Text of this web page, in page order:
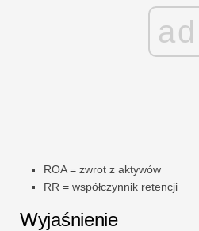
ad
ROA = zwrot z aktywów
RR = współczynnik retencji
Wyjaśnienie